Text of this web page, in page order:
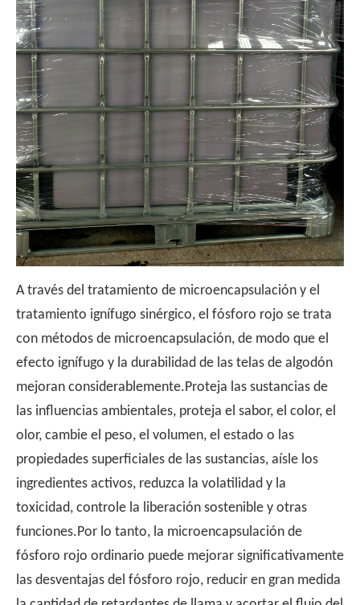
A través del tratamiento de microencapsulación y el
tratamiento ignífugo sinérgico, el fósforo rojo se trata
con métodos de microencapsulación, de modo que el
efecto ignífugo y la durabilidad de las telas de algodón
mejoran considerablemente.Proteja las sustancias de
las influencias ambientales, proteja el sabor, el color, el
olor, cambie el peso, el volumen, el estado o las
propiedades superficiales de las sustancias, aísle los
ingredientes activos, reduzca la volatilidad y la
toxicidad, controle la liberación sostenible y otras
funciones.Por lo tanto, la microencapsulación de
fósforo rojo ordinario puede mejorar significativamente
las desventajas del fósforo rojo, reducir en gran medida